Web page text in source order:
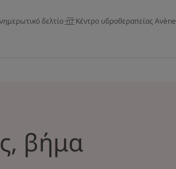
δελτίο Κέντρο υδροθεραπείας Avène
βήμα